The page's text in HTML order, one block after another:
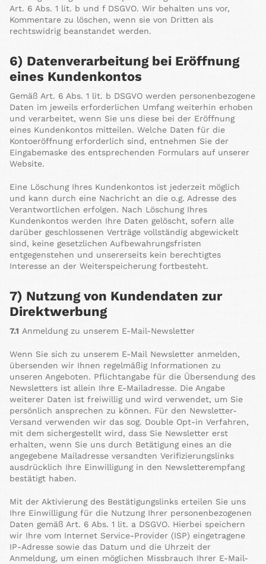
Art. 6 Abs. 1 lit. b und f DSGVO. Wir behalten uns vor,
Kommentare zu löschen, wenn sie von Dritten als
rechtswidrig beanstandet werden.
6) Datenverarbeitung bei Eröffnung
eines Kundenkontos
Gemäß Art. 6 Abs. 1 lit. b DSGVO werden personenbezogene
Daten im jeweils erforderlichen Umfang weiterhin erhoben
und verarbeitet, wenn Sie uns diese bei der Eröffnung
eines Kundenkontos mitteilen. Welche Daten für die
Kontoeröffnung erforderlich sind, entnehmen Sie der
Eingabemaske des entsprechenden Formulars auf unserer
Website.
Eine Löschung Ihres Kundenkontos ist jederzeit möglich
und kann durch eine Nachricht an die o.g. Adresse des
Verantwortlichen erfolgen. Nach Löschung Ihres
Kundenkontos werden Ihre Daten gelöscht, sofern alle
darüber geschlossenen Verträge vollständig abgewickelt
sind, keine gesetzlichen Aufbewahrungsfristen
entgegenstehen und unsererseits kein berechtigtes
Interesse an der Weiterspeicherung fortbesteht.
7) Nutzung von Kundendaten zur
Direktwerbung
7.1 Anmeldung zu unserem E-Mail-Newsletter
Wenn Sie sich zu unserem E-Mail Newsletter anmelden,
übersenden wir Ihnen regelmäßig Informationen zu
unseren Angeboten. Pflichtangabe für die Übersendung des
Newsletters ist allein Ihre E-Mailadresse. Die Angabe
weiterer Daten ist freiwillig und wird verwendet, um Sie
persönlich ansprechen zu können. Für den Newsletter-
Versand verwenden wir das sog. Double Opt-in Verfahren,
mit dem sichergestellt wird, dass Sie Newsletter erst
erhalten, wenn Sie uns durch Betätigung eines an die
angegebene Mailadresse versandten Verifizierungslinks
ausdrücklich Ihre Einwilligung in den Newsletterempfang
bestätigt haben.
Mit der Aktivierung des Bestätigungslinks erteilen Sie uns
Ihre Einwilligung für die Nutzung Ihrer personenbezogenen
Daten gemäß Art. 6 Abs. 1 lit. a DSGVO. Hierbei speichern
wir Ihre vom Internet Service-Provider (ISP) eingetragene
IP-Adresse sowie das Datum und die Uhrzeit der
Anmeldung, um einen möglichen Missbrauch Ihrer E-Mail-